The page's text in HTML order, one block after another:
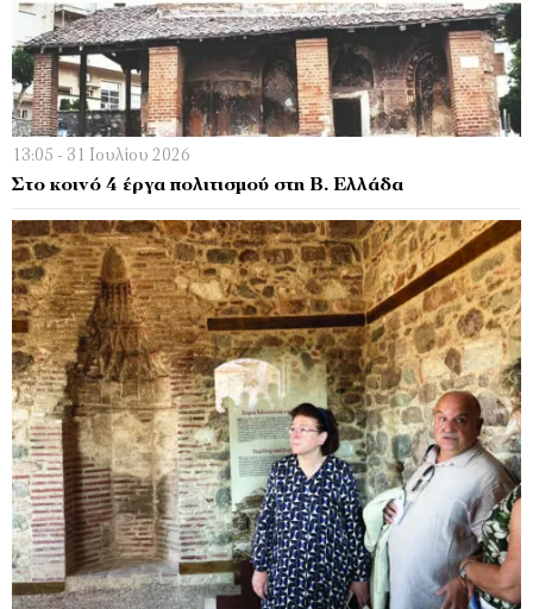
13:05 - 31 Ιουλίου 2026
Στο κοινό 4 έργα πολιτισμού στη Β. Ελλάδα